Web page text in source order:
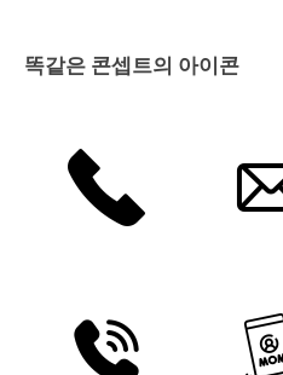
똑같은 콘셉트의 아이콘